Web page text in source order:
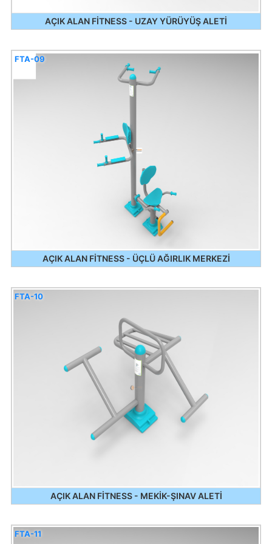
AÇIK ALAN FİTNESS - UZAY YÜRÜYÜŞ ALETİ
AÇIK ALAN FİTNESS - ÜÇLÜ AĞIRLIK MERKEZİ
FTA-09
AÇIK ALAN FİTNESS - MEKİK-ŞINAV ALETİ
FTA-10
FTA-11